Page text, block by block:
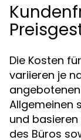
Die Kosten
variieren je
Allgemeinen
und
des Büros